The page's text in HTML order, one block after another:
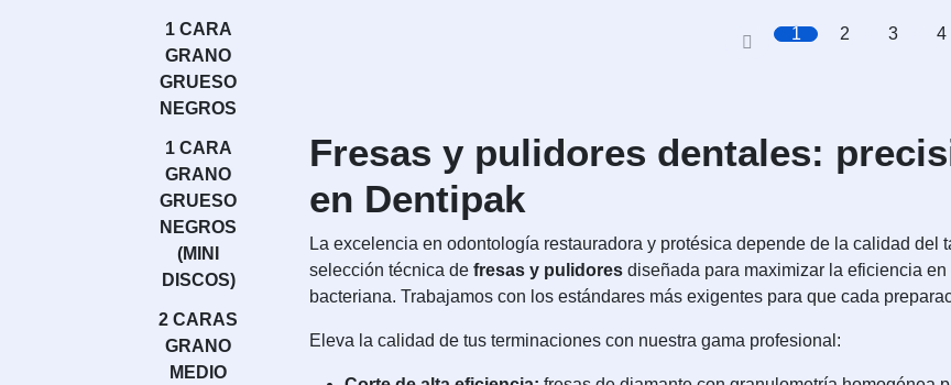
1 CARA
GRANO
GRUESO
NEGROS
1 CARA
GRANO
GRUESO
NEGROS
(MINI
DISCOS)
2 CARAS
GRANO
MEDIO
1 2 3 4
Fresas y pulidores dentales:
en Dentipak
La excelencia en odontología restauradora y protésica depende de la calidad del
selección técnica de fresas y pulidores diseñada para maximizar la eficiencia
bacteriana. Trabajamos con los estándares más exigentes para que cada
Eleva la calidad de tus terminaciones con nuestra gama profesional: